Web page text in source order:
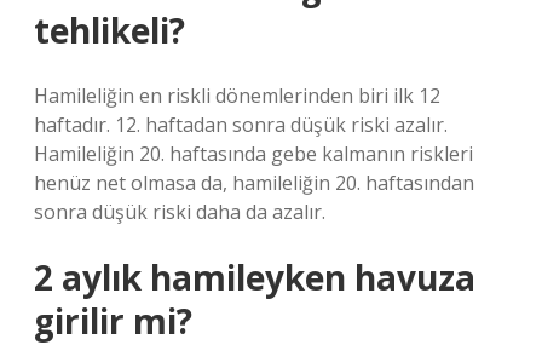
tehlikeli?
Hamileliğin en riskli dönemlerinden biri ilk 12
haftadır. 12. haftadan sonra düşük riski azalır.
Hamileliğin 20. haftasında gebe kalmanın riskleri
henüz net olmasa da, hamileliğin 20. haftasından
sonra düşük riski daha da azalır.
2 aylık hamileyken havuza
girilir mi?